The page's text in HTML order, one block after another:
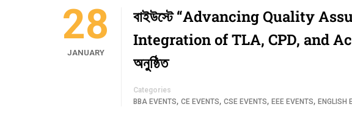
28
JANUARY
বাইউস্টে “Advancing Quality
Integration of TLA, CPD, and
অনুষ্ঠিত
Categories
BBA EVENTS, CE EVENTS, CSE EVENTS, EEE EVENTS, ENGLISH